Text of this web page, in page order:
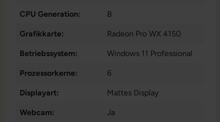
CPU Generation: 8
Grafikkarte: Radeon Pro WX 4150
Betriebssystem: Windows 11 Professional
Prozessorkerne: 6
Displayart: Mattes Display
Webcam: Ja